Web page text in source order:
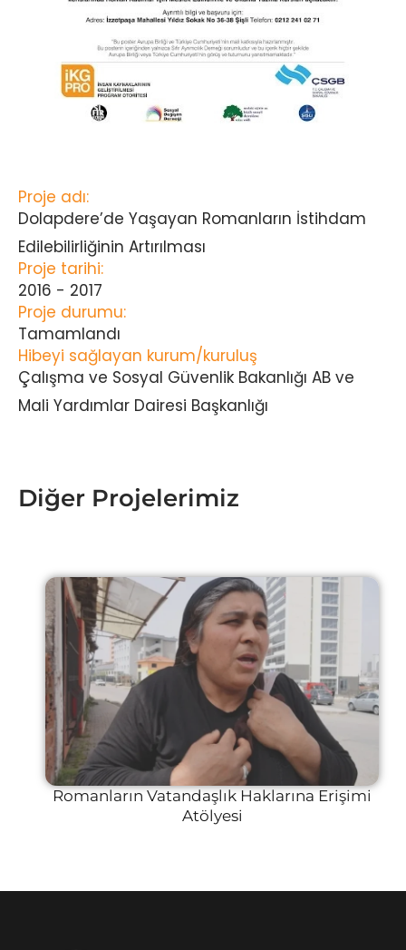
Proje adı:
Dolapdere’de Yaşayan Romanların İstihdam
Edilebilirliğinin Artırılması
Proje tarihi:
2016 - 2017
Proje durumu:
Tamamlandı
Hibeyi sağlayan kurum/kuruluş
Çalışma ve Sosyal Güvenlik Bakanlığı AB ve
Mali Yardımlar Dairesi Başkanlığı
Diğer Projelerimiz
Romanların Vatandaşlık Haklarına Erişimi
Atölyesi